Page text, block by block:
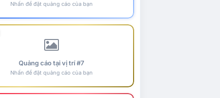
Nhấn để đặt quảng cáo của bạn
Quảng cáo tại vị trí #7
Nhấn để đặt quảng cáo của bạn